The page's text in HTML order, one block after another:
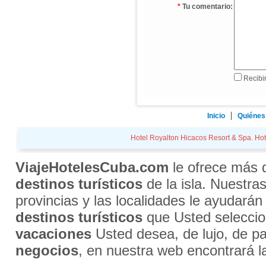
* Tu comentario:
Inicio
Hotel Royalton Hicacos Resort & Spa.
ViajeHotelesCuba.com le ofrece más
destinos turísticosde la isla.
provincias y las localidades le
destinos turísticosque Usted
vacacionesUsted desea, de lujo, de
negocios, en nuestra web encontrará